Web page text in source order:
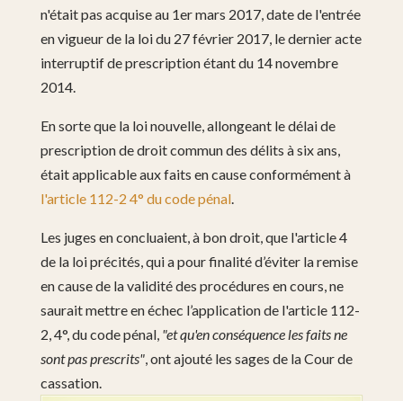
n'était pas acquise au 1er mars 2017, date de l'entrée
en vigueur de la loi du 27 février 2017, le dernier acte
interruptif de prescription étant du 14 novembre
2014.
En sorte que la loi nouvelle, allongeant le délai de
prescription de droit commun des délits à six ans,
était applicable aux faits en cause conformément à
l'article 112-2 4° du code pénal.
Les juges en concluaient, à bon droit, que l'article 4
de la loi précités, qui a pour finalité d’éviter la remise
en cause de la validité des procédures en cours, ne
saurait mettre en échec l’application de l'article 112-
2, 4°, du code pénal, "et qu'en conséquence les faits ne
sont pas prescrits", ont ajouté les sages de la Cour de
cassation.